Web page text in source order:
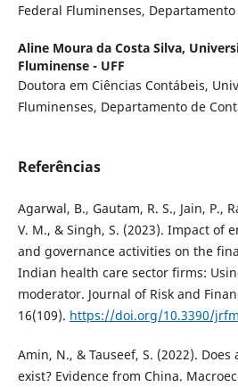
Federal Fluminenses,
Aline Moura da Costa Silva,
Fluminense - UFF
Doutora em Ciências Contábeis,
Fluminenses, Departamento de
Referências
Agarwal, B., Gautam, R. S., Jain, P.,
V. M., & Singh, S. (2023). Impact of
and governance activities on the
Indian health care sector firms:
moderator. Journal of Risk and
16(109). https://doi.org/10.3390/
Amin, N., & Tauseef, S. (2022). Does
exist? Evidence from China.